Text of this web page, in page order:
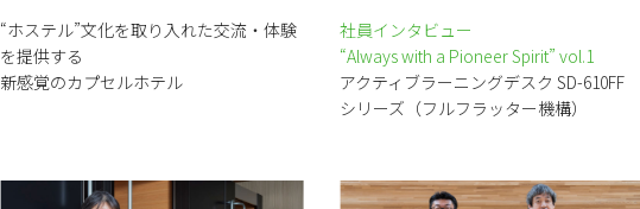
“ホステル”文化を取り入れた交流・体験
を提供する
新感覚のカプセルホテル
社員インタビュー
“Always with a Pioneer Spirit” vol.1
アクティブラーニングデスク SD-610FF
シリーズ（フルフラッター機構）